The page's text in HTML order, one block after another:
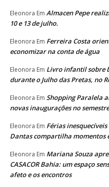
Eleonora Em Almacen Pepe
10 e 13 de julho.
Eleonora Em Ferreira Costa
economizar na conta de água
Eleonora Em Livro infantil sobre
durante o Julho das Pretas, no
Eleonora Em Shopping Paralela
novas inaugurações no semestre
Eleonora Em Férias
Dantas compartilha momentos
Eleonora Em Mariana Souza
CASACOR Bahia: um espaço
afeto e os encontros